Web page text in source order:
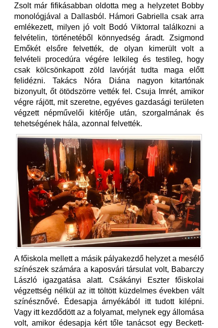
Zsolt már fifikásabban oldotta meg a helyzetet Bobby
monológjával a Dallasból. Hámori Gabriella csak arra
emlékezett, milyen jó volt Bodó Viktorral találkozni a
felvételin, történetéből könnyedség áradt. Zsigmond
Emőkét elsőre felvették, de olyan kimerült volt a
felvételi procedúra végére lelkileg és testileg, hogy
csak kölcsönkapott zöld lavórját tudta maga előtt
felidézni. Takács Nóra Diána nagyon kitartónak
bizonyult, őt ötödszörre vették fel. Csuja Imrét, amikor
végre rájött, mit szeretne, egyéves gazdasági területen
végzett népművelői kitérője után, szorgalmának és
tehetségének hála, azonnal felvették.
A főiskola mellett a másik pályakezdő helyzet a mesélő
színészek számára a kaposvári társulat volt, Babarczy
László igazgatása alatt. Csákányi Eszter főiskolai
végzettség nélkül az itt töltött küzdelmes években vált
színésznővé. Édesapja árnyékából itt tudott kilépni.
Vagy itt kezdődött az a folyamat, melynek egy állomása
volt, amikor édesapja kért tőle tanácsot egy Beckett-